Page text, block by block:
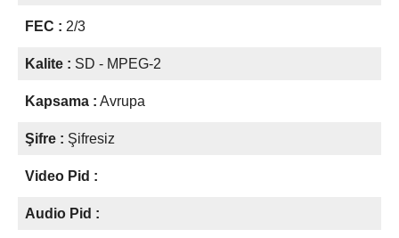
FEC : 2/3
Kalite : SD - MPEG-2
Kapsama : Avrupa
Şifre : Şifresiz
Video Pid :
Audio Pid :